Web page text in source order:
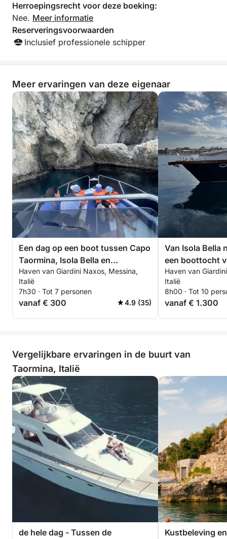
Herroepingsrecht voor deze boeking:
Nee. Meer informatie
Reserveringsvoorwaarden
Inclusief professionele schipper
Meer ervaringen van deze eigenaar
Een dag op een boot tussen Capo
Taormina, Isola Bella en
Sant'Alessio.
Haven van Giardini Naxos, Messina,
Italië
7h30 · Tot 7 personen
vanaf € 300 4.9 (35)
Van Isola Bella
een boottocht
Haven van
Italië
8h00 · Tot 10
vanaf € 1.300
Vergelijkbare ervaringen in de buurt van
Taormina, Italië
de hele dag - Tussen de
Kustbeleving